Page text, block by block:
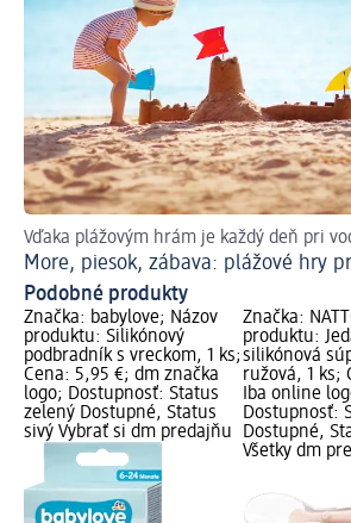
Vďaka plážovým hrám je každý deň pri
More, piesok, zábava: plážové hry
Podobné produkty
Značka: babylove; Názov
produktu: Silikónový
podbradník s vreckom, 1 ks;
Cena: 5,95 €; dm značka
logo; Dostupnosť: Status
zelený Dostupné, Status
sivý Vybrať si dm predajňu
Značka:
produktu:
silikónová
ružová, 1 ks;
Iba online
Dostupnosť:
Dostupné,
Všetky dm